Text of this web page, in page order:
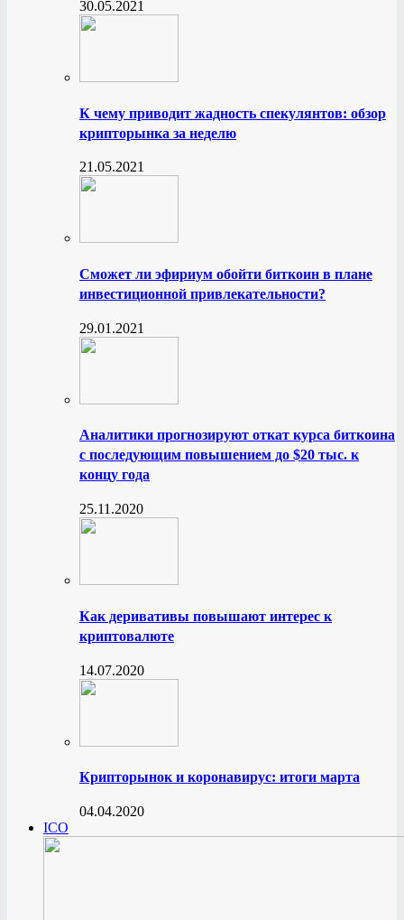
30.05.2021
К чему приводит жадность спекулянтов: обзор
крипторынка за неделю
21.05.2021
Сможет ли эфириум обойти биткоин в плане
инвестиционной привлекательности?
29.01.2021
Аналитики прогнозируют откат курса биткоина
с последующим повышением до $20 тыс. к
концу года
25.11.2020
Как деривативы повышают интерес к
криптовалюте
14.07.2020
Крипторынок и коронавирус: итоги марта
04.04.2020
ICO